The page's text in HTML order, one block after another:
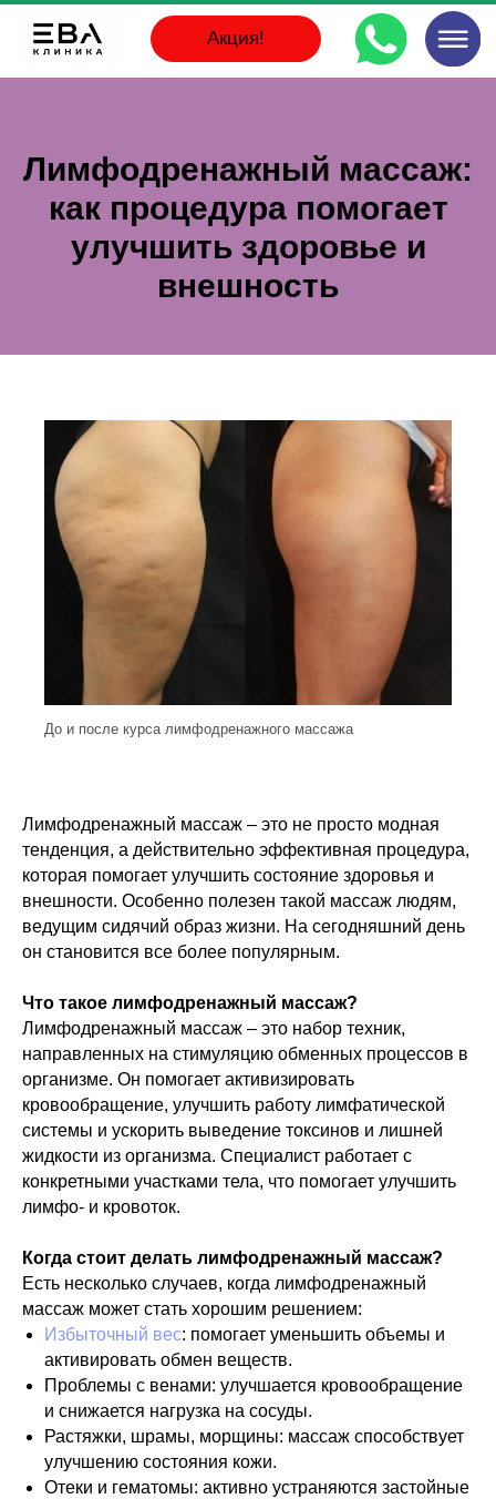
Акция!
Лимфодренажный массаж:
как процедура помогает
улучшить здоровье и
внешность
До и после курса лимфодренажного массажа
Лимфодренажный массаж – это не просто модная
тенденция, а действительно эффективная процедура,
которая помогает улучшить состояние здоровья и
внешности. Особенно полезен такой массаж людям,
ведущим сидячий образ жизни. На сегодняшний день
он становится все более популярным.
Что такое лимфодренажный массаж?
Лимфодренажный массаж – это набор техник,
направленных на стимуляцию обменных процессов в
организме. Он помогает активизировать
кровообращение, улучшить работу лимфатической
системы и ускорить выведение токсинов и лишней
жидкости из организма. Специалист работает с
конкретными участками тела, что помогает улучшить
лимфо- и кровоток.
Когда стоит делать лимфодренажный массаж?
Есть несколько случаев, когда лимфодренажный
массаж может стать хорошим решением:
Избыточный вес: помогает уменьшить объемы и
активировать обмен веществ.
Проблемы с венами: улучшается кровообращение
и снижается нагрузка на сосуды.
Растяжки, шрамы, морщины: массаж способствует
улучшению состояния кожи.
Отеки и гематомы: активно устраняются застойные